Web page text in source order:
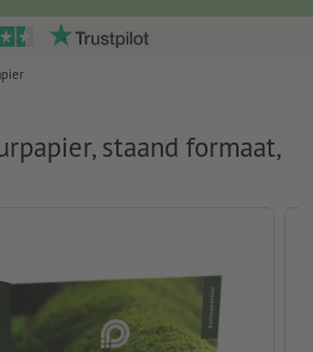
staand formaat,